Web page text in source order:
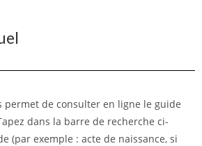
permet de consulter en ligne le guide
dans la barre de recherche ci-
(par exemple : acte de naissance, si